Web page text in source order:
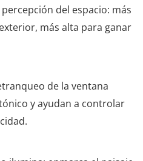
del espacio: más
más alta para ganar
de la ventana
y ayudan a controlar